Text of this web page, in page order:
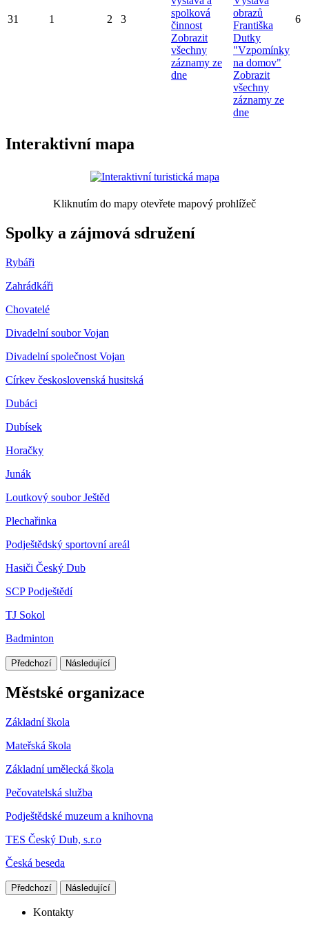
31 1 2 3
spolková
činnost
Zobrazit
všechny
záznamy ze
dne
obrazů
Františka
Dutky
"Vzpomínky
na domov"
Zobrazit
všechny
záznamy ze
dne
6
Interaktivní mapa
Kliknutím do mapy otevřete mapový prohlížeč
Spolky a zájmová sdružení
Rybáři
Zahrádkáři
Chovatelé
Divadelní soubor Vojan
Divadelní společnost Vojan
Církev československá husitská
Dubáci
Dubísek
Horačky
Junák
Loutkový soubor Ještěd
Plechařinka
Podještědský sportovní areál
Hasiči Český Dub
SCP Podještědí
TJ Sokol
Badminton
Předchozí Následující
Městské organizace
Základní škola
Mateřská škola
Základní umělecká škola
Pečovatelská služba
Podještědské muzeum a knihovna
TES Český Dub, s.r.o
Česká beseda
Předchozí Následující
Kontakty